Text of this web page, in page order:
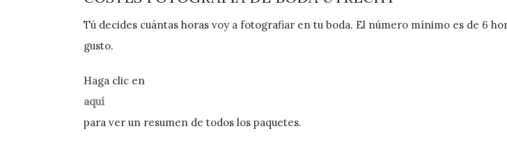
Tú decides cuántas horas voy a fotografiar en tu boda. El número mínimo es de 6
gusto.
Haga clic en
aquí
para ver un resumen de todos los paquetes.